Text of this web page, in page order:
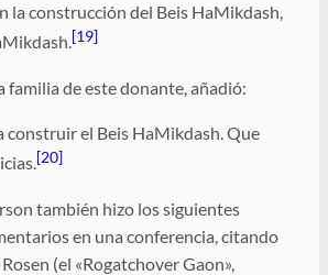
la construcción del Beis HaMikdash,
[19]
familia de este donante, añadió:
construir el Beis HaMikdash. Que
[20]
también hizo los siguientes
en una conferencia, citando
(el «Rogatchover Gaon»,